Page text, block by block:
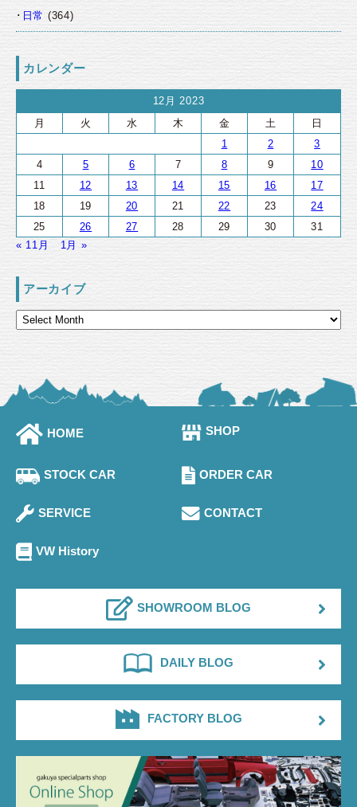
日常 (364)
カレンダー
12月 2023
月
火 水 木 金 土
日
1
2
3
4
5 6 7 8 9
10
11
12 13 14 15 16
17
18
19 20 21 22 23
24
25
26 27 28 29 30
31
« 11月
1月 »
アーカイブ
HOME SHOP
STOCK CAR ORDER CAR
SERVICE CONTACT
VW History
SHOWROOM BLOG
DAILY BLOG
FACTORY BLOG